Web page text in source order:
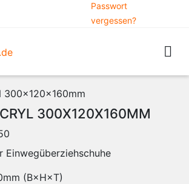
Passwort
vergessen?

300X120X160MM
Einwegüberziehschuhe
(B×H×T)